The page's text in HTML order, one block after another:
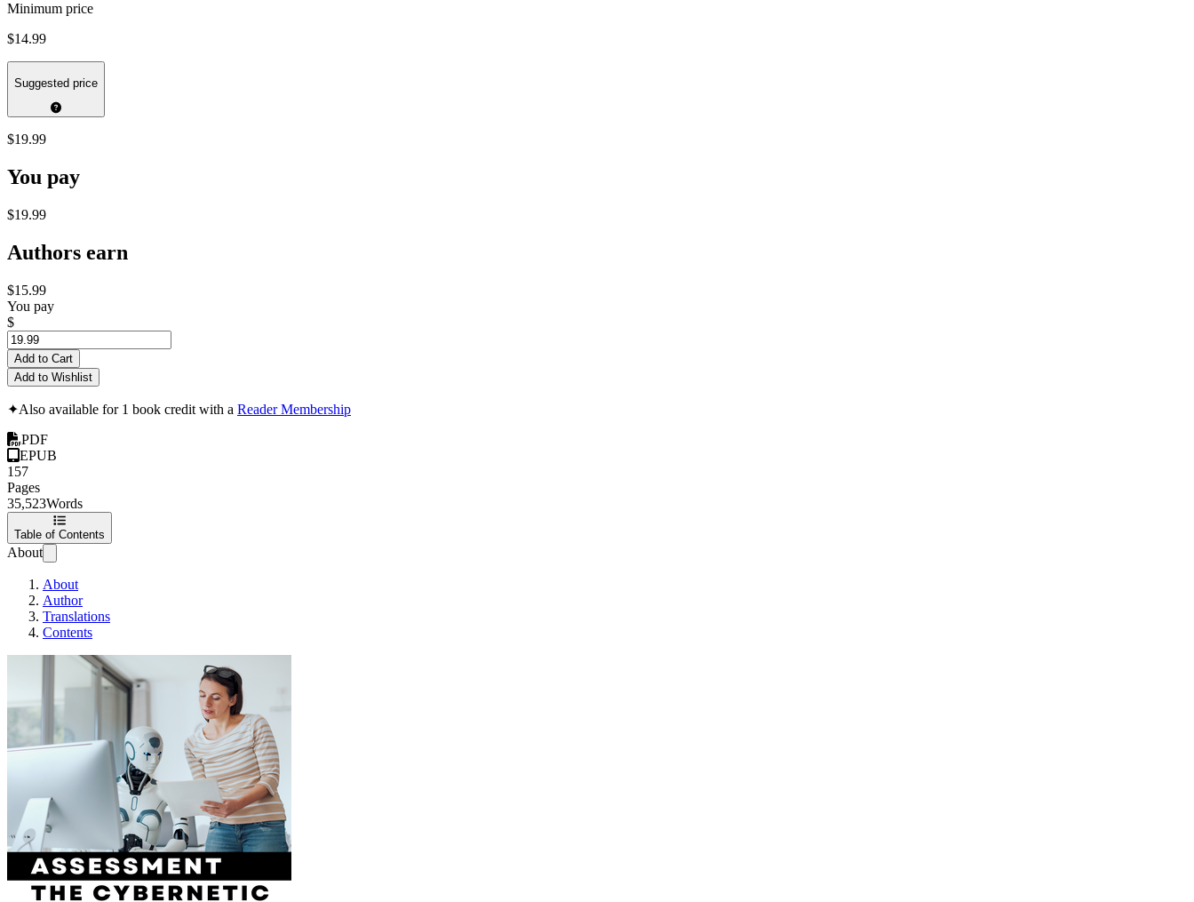
Minimum price
$14.99
Suggested price
$19.99
You pay
$19.99
Authors earn
$15.99
You pay
$
Add to Cart
Add to Wishlist
✦Also available for 1 book credit with a Reader Membership
PDF
EPUB
157
Pages
35,523Words
Table of Contents
About
About
Author
Translations
Contents